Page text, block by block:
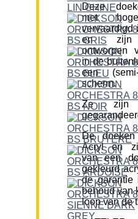
Deze
met
vervaardigd
en zijn
ontworpen
in de
een
scherm.
Ze
De
Acryl en
van een
gekleurd
de garantie
behoud van
loop van de